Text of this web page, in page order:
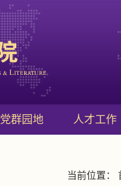
党群园地 人才工作
当前位置：